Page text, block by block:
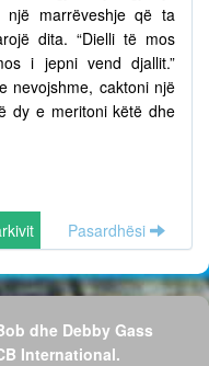
marrëveshje që ta
dita. “Dielli të mos
i jepni vend djallit.”
nevojshme, caktoni një
dy e meritoni këtë dhe
Pasardhësi
dhe Debby Gass
International.